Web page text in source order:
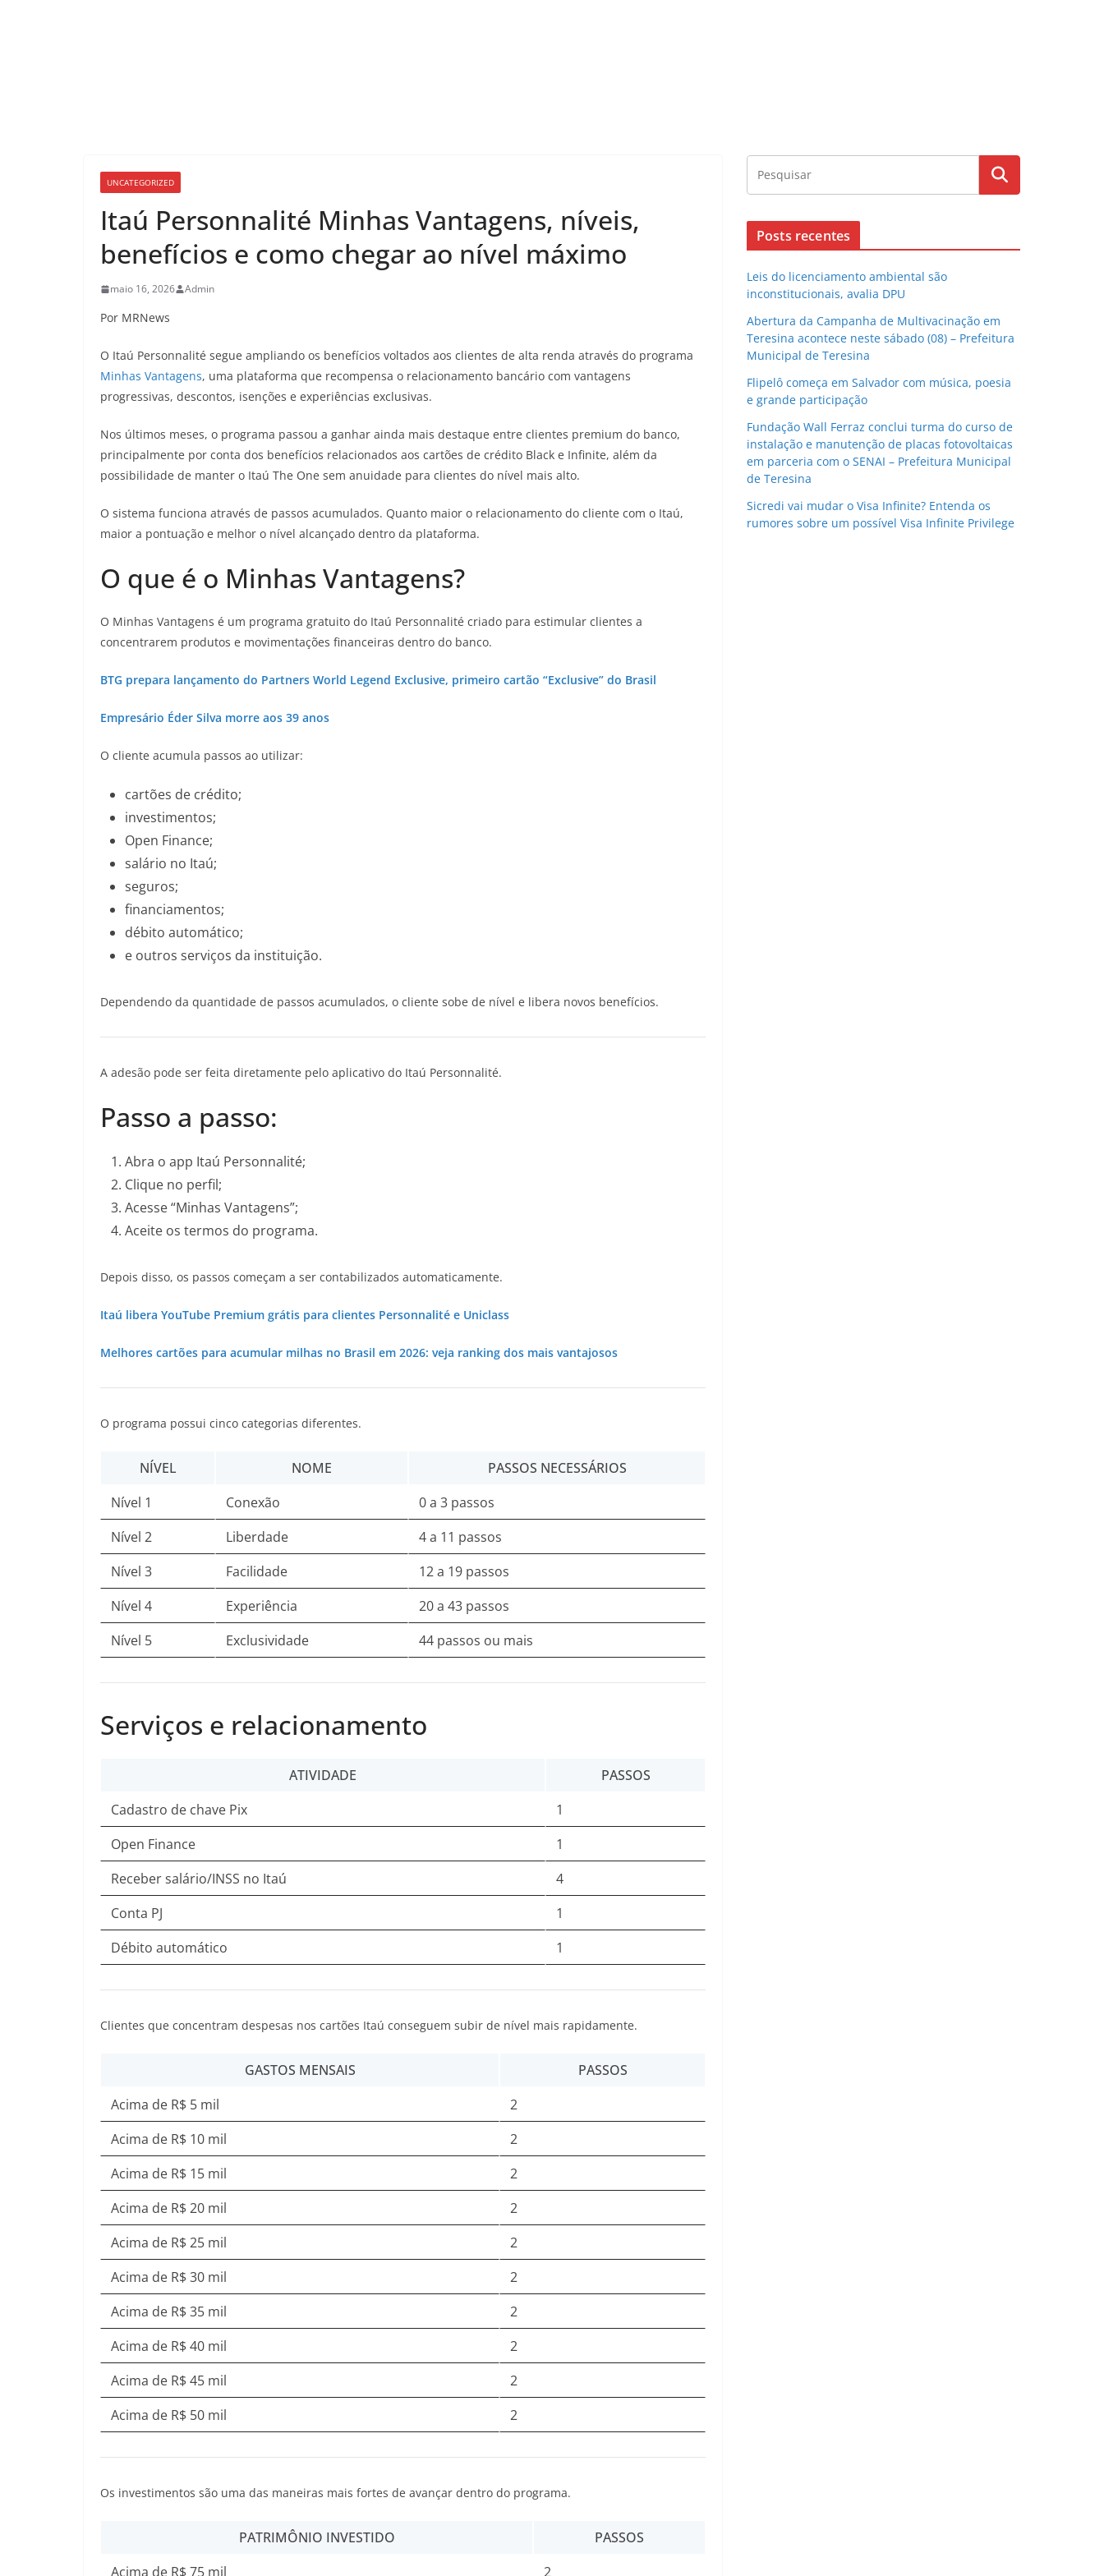
UNCATEGORIZED
Itaú Personnalité Minhas Vantagens, níveis,
benefícios e como chegar ao nível máximo
maio 16, 2026 Admin
Por MRNews
O Itaú Personnalité segue ampliando os benefícios voltados aos clientes de alta renda através do programa
Minhas Vantagens, uma plataforma que recompensa o relacionamento bancário com vantagens
progressivas, descontos, isenções e experiências exclusivas.
Nos últimos meses, o programa passou a ganhar ainda mais destaque entre clientes premium do banco,
principalmente por conta dos benefícios relacionados aos cartões de crédito Black e Infinite, além da
possibilidade de manter o Itaú The One sem anuidade para clientes do nível mais alto.
O sistema funciona através de passos acumulados. Quanto maior o relacionamento do cliente com o Itaú,
maior a pontuação e melhor o nível alcançado dentro da plataforma.
O que é o Minhas Vantagens?
O Minhas Vantagens é um programa gratuito do Itaú Personnalité criado para estimular clientes a
concentrarem produtos e movimentações financeiras dentro do banco.
BTG prepara lançamento do Partners World Legend Exclusive, primeiro cartão “Exclusive” do Brasil
Empresário Éder Silva morre aos 39 anos
O cliente acumula passos ao utilizar:
cartões de crédito;
investimentos;
Open Finance;
salário no Itaú;
seguros;
financiamentos;
débito automático;
e outros serviços da instituição.
Dependendo da quantidade de passos acumulados, o cliente sobe de nível e libera novos benefícios.
A adesão pode ser feita diretamente pelo aplicativo do Itaú Personnalité.
Passo a passo:
Abra o app Itaú Personnalité;
Clique no perfil;
Acesse “Minhas Vantagens”;
Aceite os termos do programa.
Depois disso, os passos começam a ser contabilizados automaticamente.
Itaú libera YouTube Premium grátis para clientes Personnalité e Uniclass
Melhores cartões para acumular milhas no Brasil em 2026: veja ranking dos mais vantajosos
O programa possui cinco categorias diferentes.
NÍVEL NOME
PASSOS NECESSÁRIOS
Nível 1
Conexão
0 a 3 passos
Nível 2
Liberdade
4 a 11 passos
Nível 3
Facilidade
12 a 19 passos
Nível 4
Experiência
20 a 43 passos
Nível 5
Exclusividade 44 passos ou mais
Serviços e relacionamento
ATIVIDADE
PASSOS
Cadastro de chave Pix
1
Open Finance
1
Receber salário/INSS no Itaú
4
Conta PJ
1
Débito automático
1
Clientes que concentram despesas nos cartões Itaú conseguem subir de nível mais rapidamente.
GASTOS MENSAIS
PASSOS
Acima de R$ 5 mil
2
Acima de R$ 10 mil
2
Acima de R$ 15 mil
2
Acima de R$ 20 mil
2
Acima de R$ 25 mil
2
Acima de R$ 30 mil
2
Acima de R$ 35 mil
2
Acima de R$ 40 mil
2
Acima de R$ 45 mil
2
Acima de R$ 50 mil
2
Os investimentos são uma das maneiras mais fortes de avançar dentro do programa.
PATRIMÔNIO INVESTIDO
PASSOS
Acima de R$ 75 mil
2
Posts recentes
Leis do licenciamento ambiental são
inconstitucionais, avalia DPU
Abertura da Campanha de Multivacinação em
Teresina acontece neste sábado (08) – Prefeitura
Municipal de Teresina
Flipelô começa em Salvador com música, poesia
e grande participação
Fundação Wall Ferraz conclui turma do curso de
instalação e manutenção de placas fotovoltaicas
em parceria com o SENAI – Prefeitura Municipal
de Teresina
Sicredi vai mudar o Visa Infinite? Entenda os
rumores sobre um possível Visa Infinite Privilege